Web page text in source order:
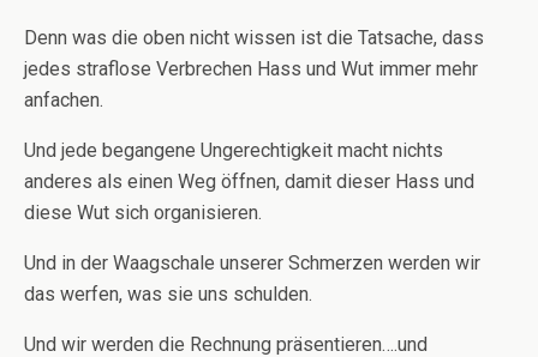
Denn was die oben nicht wissen ist die Tatsache, dass
jedes straflose Verbrechen Hass und Wut immer mehr
anfachen.
Und jede begangene Ungerechtigkeit macht nichts
anderes als einen Weg öffnen, damit dieser Hass und
diese Wut sich organisieren.
Und in der Waagschale unserer Schmerzen werden wir
das werfen, was sie uns schulden.
Und wir werden die Rechnung präsentieren….und